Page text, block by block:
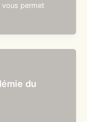
vous permet
du